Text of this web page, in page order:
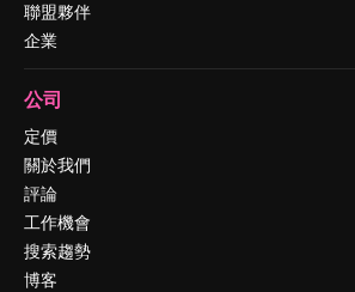
聯盟夥伴
企業
公司
定價
關於我們
評論
工作機會
搜索趨勢
博客